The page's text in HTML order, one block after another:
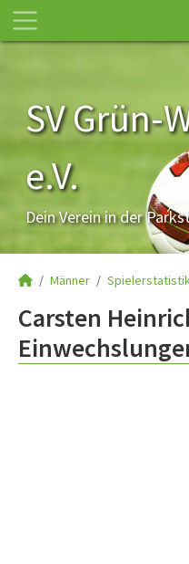
SV Grün-
e.V.
Dein Verein in der
Männer
Carsten